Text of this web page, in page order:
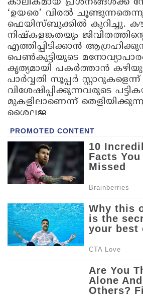
‘ഉയരെ’ വിരല്‍ ചൂണ്ടുന്നതെന്നും
ഫെയിസ്ബുക്കില്‍ കുറിച്ചു.
നിഷ്‌കളങ്കതയും
എത്തിപ്പിടിക്കാന്‍
പെണ്‍കുട്ടിയുടെ
കൃത്യമായി പകര്‍ത്താന്‍
പാര്‍വ്വതി സൂപ്പര്‍ സ്റ്റാറുകളെന്ന്
വിശേഷിപ്പിക്കുന്നവരുടെ
മുകളിലാണെന്ന്
ശൈലജ